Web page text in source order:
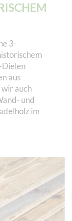
3-
Dielen
aus
auch
und
im